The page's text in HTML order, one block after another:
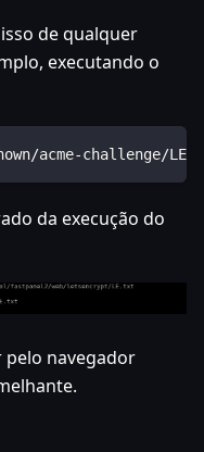
de qualquer
executando o
acme-challenge/
da execução do
pelo navegador